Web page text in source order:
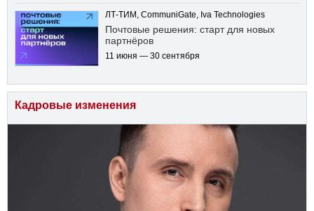
ЛТ-ТИМ, CommuniGate, Iva Technologies
Почтовые решения: старт для новых
партнёров
11 июня — 30 сентября
Кадровые изменения